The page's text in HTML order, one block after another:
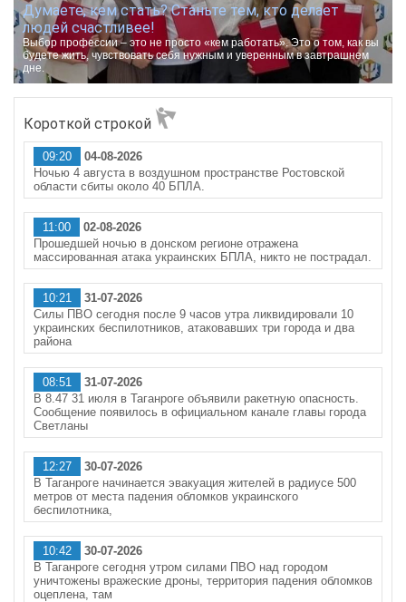
Думаете, кем стать? Станьте тем, кто делает
людей счастливее!
Выбор профессии – это не просто «кем работать». Это о том, как вы
будете жить, чувствовать себя нужным и уверенным в завтрашнем
дне.
Короткой строкой
09:20
04-08-2026
Ночью 4 августа в воздушном пространстве Ростовской
области сбиты около 40 БПЛА.
11:00
02-08-2026
Прошедшей ночью в донском регионе отражена
массированная атака украинских БПЛА, никто не пострадал.
10:21
31-07-2026
Силы ПВО сегодня после 9 часов утра ликвидировали 10
украинских беспилотников, атаковавших три города и два
района
08:51
31-07-2026
В 8.47 31 июля в Таганроге объявили ракетную опасность.
Сообщение появилось в официальном канале главы города
Светланы
12:27
30-07-2026
В Таганроге начинается эвакуация жителей в радиусе 500
метров от места падения обломков украинского
беспилотника,
10:42
30-07-2026
В Таганроге сегодня утром силами ПВО над городом
уничтожены вражеские дроны, территория падения обломков
оцеплена, там